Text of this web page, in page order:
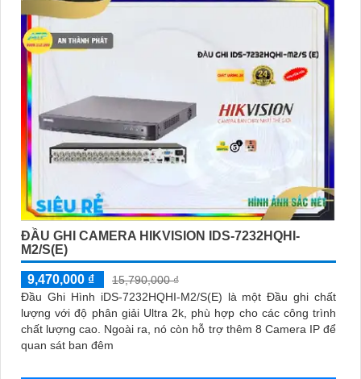
ĐẦU GHI CAMERA HIKVISION IDS-7232HQHI-
M2/S(E)
9,470,000 ₫
15,790,000 ₫
Đầu Ghi Hình iDS-7232HQHI-M2/S(E) là một Đầu ghi chất
lượng với độ phân giải Ultra 2k, phù hợp cho các công trình
chất lượng cao. Ngoài ra, nó còn hỗ trợ thêm 8 Camera IP để
quan sát ban đêm